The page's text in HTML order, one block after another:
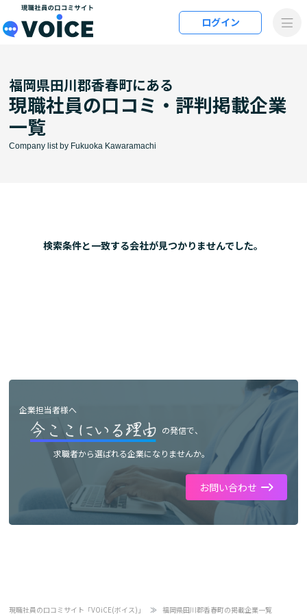
メインコンテンツにスキップ
ログイン
福岡県田川郡香春町にある
現職社員の口コミ・評判掲載企業
一覧
Company list by Fukuoka Kawaramachi
検索条件と⼀致する会社が⾒つかりませんでした。
企業担当者様へ
の発信で、
求職者から選ばれる企業になりませんか。
お問い合わせ
現職社員の口コミサイト「VOiCE(ボイス)」 福岡県田川郡香春町の掲載企業一覧